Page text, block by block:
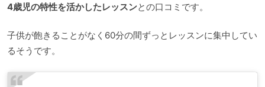
4歳児の特性を活かしたレッスンとの口コミです。
子供が飽きることがなく60分の間ずっとレッスンに集中してい
るそうです。